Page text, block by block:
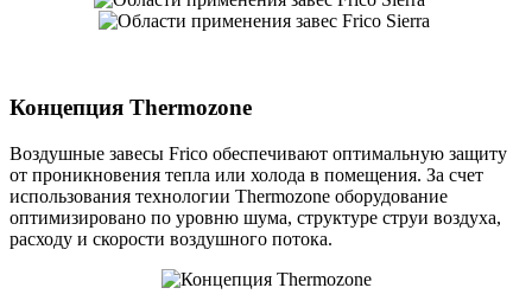
Концепция Thermozone
Воздушные завесы Frico обеспечивают оптимальную защиту
от проникновения тепла или холода в помещения. За счет
использования технологии Thermozone оборудование
оптимизировано по уровню шума, структуре струи воздуха,
расходу и скорости воздушного потока.